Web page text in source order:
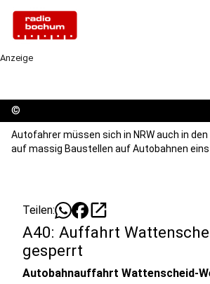
Anzeige
©
Autofahrer müssen sich in NRW auch in
auf massig Baustellen auf Autobahnen
Teilen: open_in_new
A40: Auffahrt
gesperrt
Autobahnauffahrt Wattenscheid-